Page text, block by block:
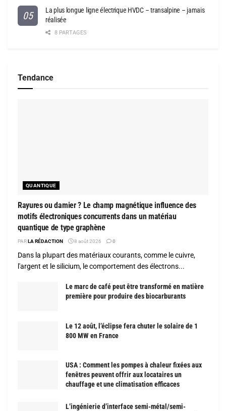
La plus longue ligne électrique HVDC – transalpine – jamais
réalisée
8 PARTAGES
Tendance
QUANTIQUE
Rayures ou damier ? Le champ magnétique influence des
motifs électroniques concurrents dans un matériau
quantique de type graphène
PAR LA RÉDACTION 8 août 2026 0
Dans la plupart des matériaux courants, comme le cuivre,
l'argent et le silicium, le comportement des électrons...
Le marc de café peut être transformé en matière
première pour produire des biocarburants
Le 12 août, l’éclipse fera chuter le solaire de 1
800 MW en France
USA : Comment les pompes à chaleur fixées aux
fenêtres peuvent offrir aux locataires un
chauffage et une climatisation efficaces
L’ingénierie d’interface semi-métal/semi-